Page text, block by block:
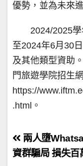
優勢，並為未來
2024/2025
至2024年6月30
及其他類型資助
門旅遊學院招生網
https://
.html。
文
章
兩人墮
資群騙局 損失百